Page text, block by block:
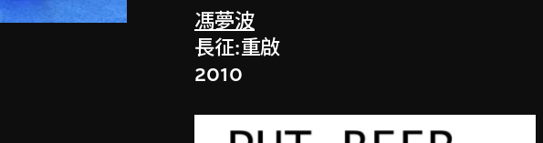
馮夢波
長征:重啟
2010